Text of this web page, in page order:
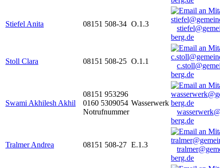
Stiefel Anita 08151 508-34 O.1.3
berg.de
Stoll Clara 08151 508-25 O.1.1
berg.de
Swami Akhilesh Akhil
08151 953296
0160 5309054
Notrufnummer
Wasserwerk
berg.de
Tralmer Andrea 08151 508-27 E.1.3
berg.de